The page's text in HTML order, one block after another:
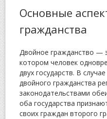
Основные
гражданства
Двойное гражданство —
котором человек
двух государств. В
двойного гражданства
законодательствами
оба государства
своих граждан второго